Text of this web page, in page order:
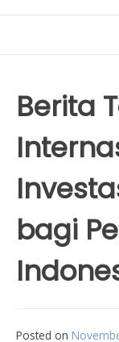
Berita
bagi
Posted on